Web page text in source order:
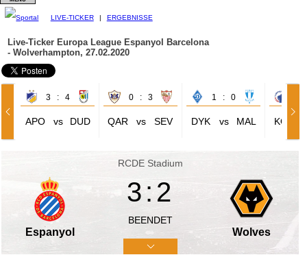
LIVE-TICKER | ERGEBNISSE
Live-Ticker Europa League Espanyol Barcelona
- Wolverhampton, 27.02.2020
3 : 4
APO vs DUD
0 : 3
QAR vs SEV
1 : 0
DYK vs MAL KOP
RCDE Stadium
Espanyol
3:2
BEENDET
Wolves